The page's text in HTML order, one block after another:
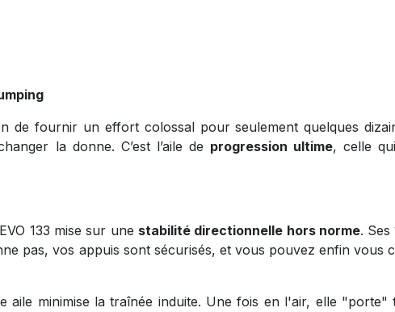
fournir un effort colossal pour seulement quelques
la donne. C’est l’aile de progression ultime, celle
133 mise sur une stabilité directionnelle hors norme. Ses
pas, vos appuis sont sécurisés, et vous pouvez enfin vous
aile minimise la traînée induite. Une fois en l'air, elle "porte"